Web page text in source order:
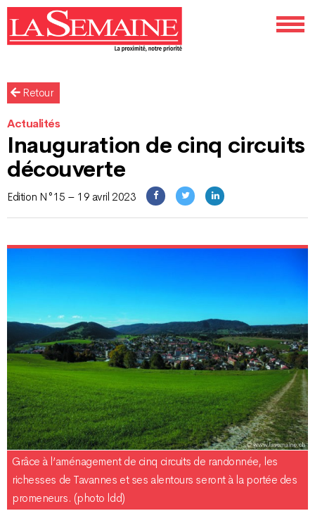
Retour
Actualités
Inauguration de cinq circuits
découverte
Edition N°15 – 19 avril 2023
Grâce à l’aménagement de cinq circuits de randonnée, les
richesses de Tavannes et ses alentours seront à la portée des
promeneurs. (photo ldd)